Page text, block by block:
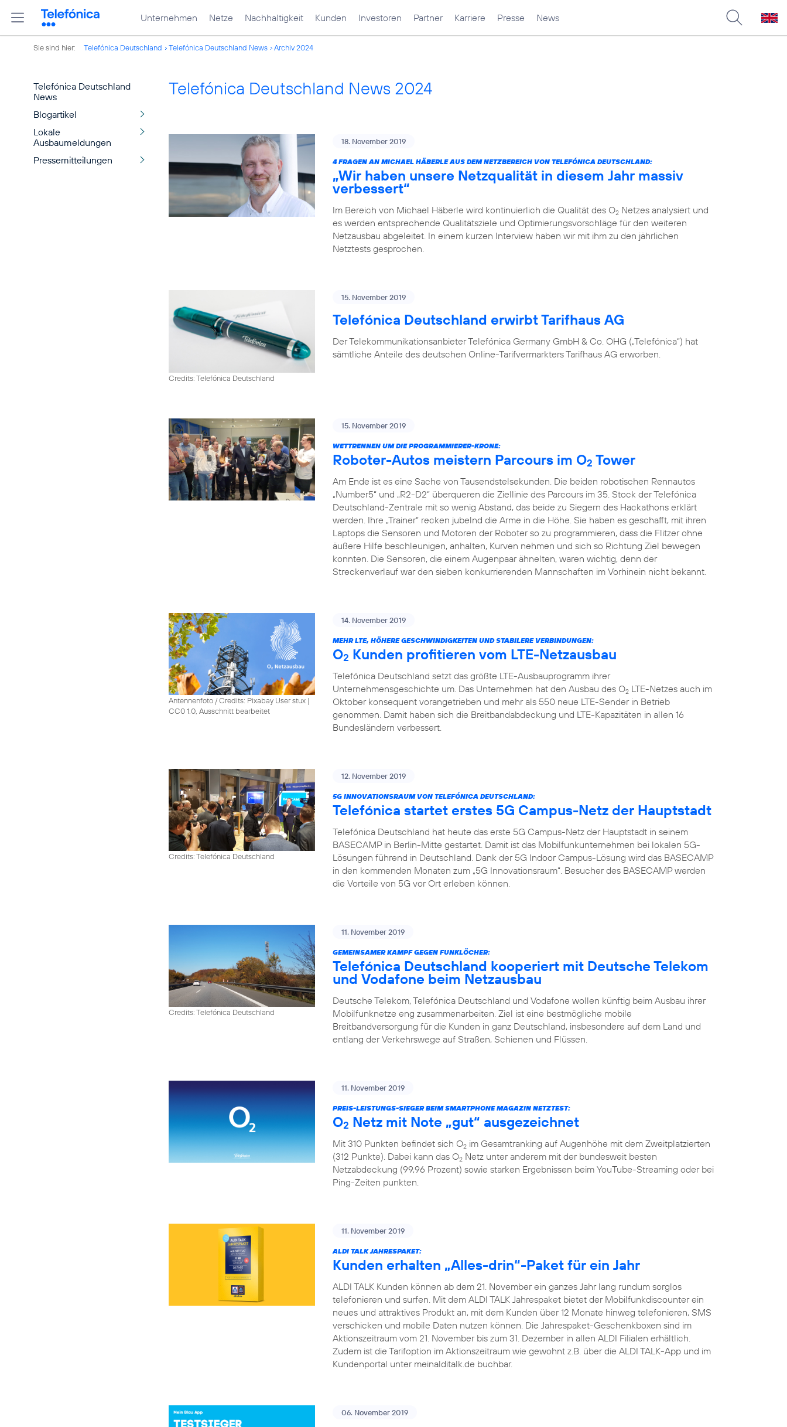
Unternehmen Netze Nachhaltigkeit Kunden Investoren Partner Karriere Presse News
Sie sind hier: Telefónica Deutschland Telefónica Deutschland News Archiv 2024
Telefónica Deutschland
News
Blogartikel
Lokale
Ausbaumeldungen
Pressemitteilungen
Telefónica Deutschland News 2024
18. November 2019
4 FRAGEN AN MICHAEL HÄBERLE AUS DEM NETZBEREICH VON TELEFÓNICA DEUTSCHLAND:
„Wir haben unsere Netzqualität in diesem Jahr massiv
verbessert“
Im Bereich von Michael Häberle wird kontinuierlich die Qualität des O2 Netzes analysiert und
es werden entsprechende Qualitätsziele und Optimierungsvorschläge für den weiteren
Netzausbau abgeleitet. In einem kurzen Interview haben wir mit ihm zu den jährlichen
Netztests gesprochen.
Credits: Telefónica Deutschland
15. November 2019
Telefónica Deutschland erwirbt Tarifhaus AG
Der Telekommunikationsanbieter Telefónica Germany GmbH & Co. OHG („Telefónica“) hat
sämtliche Anteile des deutschen Online-Tarifvermarkters Tarifhaus AG erworben.
15. November 2019
WETTRENNEN UM DIE PROGRAMMIERER-KRONE:
Roboter-Autos meistern Parcours im O2 Tower
Am Ende ist es eine Sache von Tausendstelsekunden. Die beiden robotischen Rennautos
„Number5“ und „R2-D2“ überqueren die Ziellinie des Parcours im 35. Stock der Telefónica
Deutschland-Zentrale mit so wenig Abstand, das beide zu Siegern des Hackathons erklärt
werden. Ihre „Trainer“ recken jubelnd die Arme in die Höhe. Sie haben es geschafft, mit ihren
Laptops die Sensoren und Motoren der Roboter so zu programmieren, dass die Flitzer ohne
äußere Hilfe beschleunigen, anhalten, Kurven nehmen und sich so Richtung Ziel bewegen
konnten. Die Sensoren, die einem Augenpaar ähnelten, waren wichtig, denn der
Streckenverlauf war den sieben konkurrierenden Mannschaften im Vorhinein nicht bekannt.
Antennenfoto / Credits: Pixabay User stux |
CC0 1.0, Ausschnitt bearbeitet
14. November 2019
MEHR LTE, HÖHERE GESCHWINDIGKEITEN UND STABILERE VERBINDUNGEN:
O2 Kunden profitieren vom LTE-Netzausbau
Telefónica Deutschland setzt das größte LTE-Ausbauprogramm ihrer
Unternehmensgeschichte um. Das Unternehmen hat den Ausbau des O2 LTE-Netzes auch im
Oktober konsequent vorangetrieben und mehr als 550 neue LTE-Sender in Betrieb
genommen. Damit haben sich die Breitbandabdeckung und LTE-Kapazitäten in allen 16
Bundesländern verbessert.
Credits: Telefónica Deutschland
12. November 2019
5G INNOVATIONSRAUM VON TELEFÓNICA DEUTSCHLAND:
Telefónica startet erstes 5G Campus-Netz der Hauptstadt
Telefónica Deutschland hat heute das erste 5G Campus-Netz der Hauptstadt in seinem
BASECAMP in Berlin-Mitte gestartet. Damit ist das Mobilfunkunternehmen bei lokalen 5G-
Lösungen führend in Deutschland. Dank der 5G Indoor Campus-Lösung wird das BASECAMP
in den kommenden Monaten zum „5G Innovationsraum“. Besucher des BASECAMP werden
die Vorteile von 5G vor Ort erleben können.
Credits: Telefónica Deutschland
11. November 2019
GEMEINSAMER KAMPF GEGEN FUNKLÖCHER:
Telefónica Deutschland kooperiert mit Deutsche Telekom
und Vodafone beim Netzausbau
Deutsche Telekom, Telefónica Deutschland und Vodafone wollen künftig beim Ausbau ihrer
Mobilfunknetze eng zusammenarbeiten. Ziel ist eine bestmögliche mobile
Breitbandversorgung für die Kunden in ganz Deutschland, insbesondere auf dem Land und
entlang der Verkehrswege auf Straßen, Schienen und Flüssen.
11. November 2019
PREIS-LEISTUNGS-SIEGER BEIM SMARTPHONE MAGAZIN NETZTEST:
O2 Netz mit Note „gut“ ausgezeichnet
Mit 310 Punkten befindet sich O2 im Gesamtranking auf Augenhöhe mit dem Zweitplatzierten
(312 Punkte). Dabei kann das O2 Netz unter anderem mit der bundesweit besten
Netzabdeckung (99,96 Prozent) sowie starken Ergebnissen beim YouTube-Streaming oder bei
Ping-Zeiten punkten.
11. November 2019
ALDI TALK JAHRESPAKET:
Kunden erhalten „Alles-drin“-Paket für ein Jahr
ALDI TALK Kunden können ab dem 21. November ein ganzes Jahr lang rundum sorglos
telefonieren und surfen. Mit dem ALDI TALK Jahrespaket bietet der Mobilfunkdiscounter ein
neues und attraktives Produkt an, mit dem Kunden über 12 Monate hinweg telefonieren, SMS
verschicken und mobile Daten nutzen können. Die Jahrespaket-Geschenkboxen sind im
Aktionszeitraum vom 21. November bis zum 31. Dezember in allen ALDI Filialen erhältlich.
Zudem ist die Tarifoption im Aktionszeitraum wie gewohnt z.B. über die ALDI TALK-App und im
Kundenportal unter meinalditalk.de buchbar.
06. November 2019